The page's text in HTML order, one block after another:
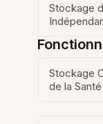
Stockage
Stockage
de la Santé